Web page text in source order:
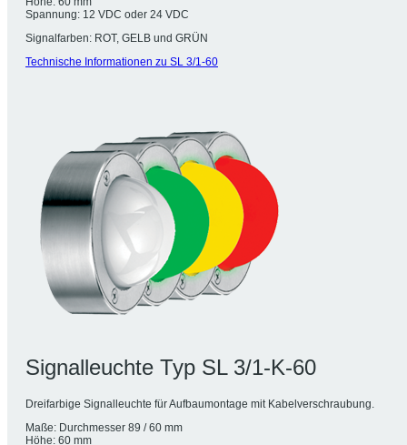
Spannung: 12 VDC oder 24 VDC
Signalfarben: ROT, GELB und GRÜN
Technische Informationen zu SL 3/1-60
Signalleuchte Typ SL 3/1-K-60
Dreifarbige Signalleuchte für Aufbaumontage mit Kabelverschraubung.
Maße: Durchmesser 89 / 60 mm
Höhe: 60 mm